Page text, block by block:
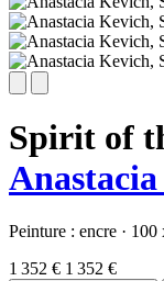
Spirit of
Peinture : encre · 100
1 352 € 1 352 €